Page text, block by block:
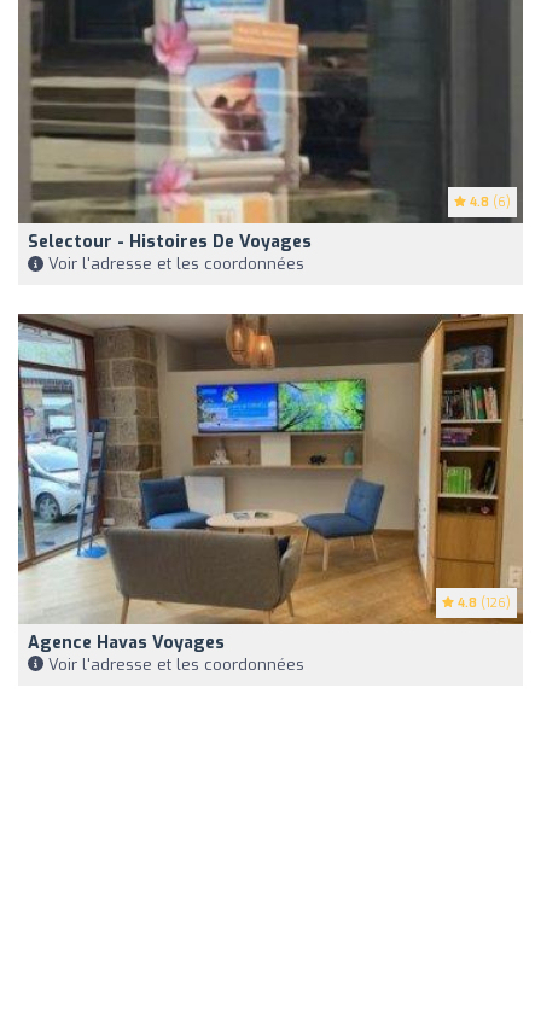
4.8 (6)
Selectour - Histoires De Voyages
Voir l'adresse et les coordonnées
4.8 (126)
Agence Havas Voyages
Voir l'adresse et les coordonnées